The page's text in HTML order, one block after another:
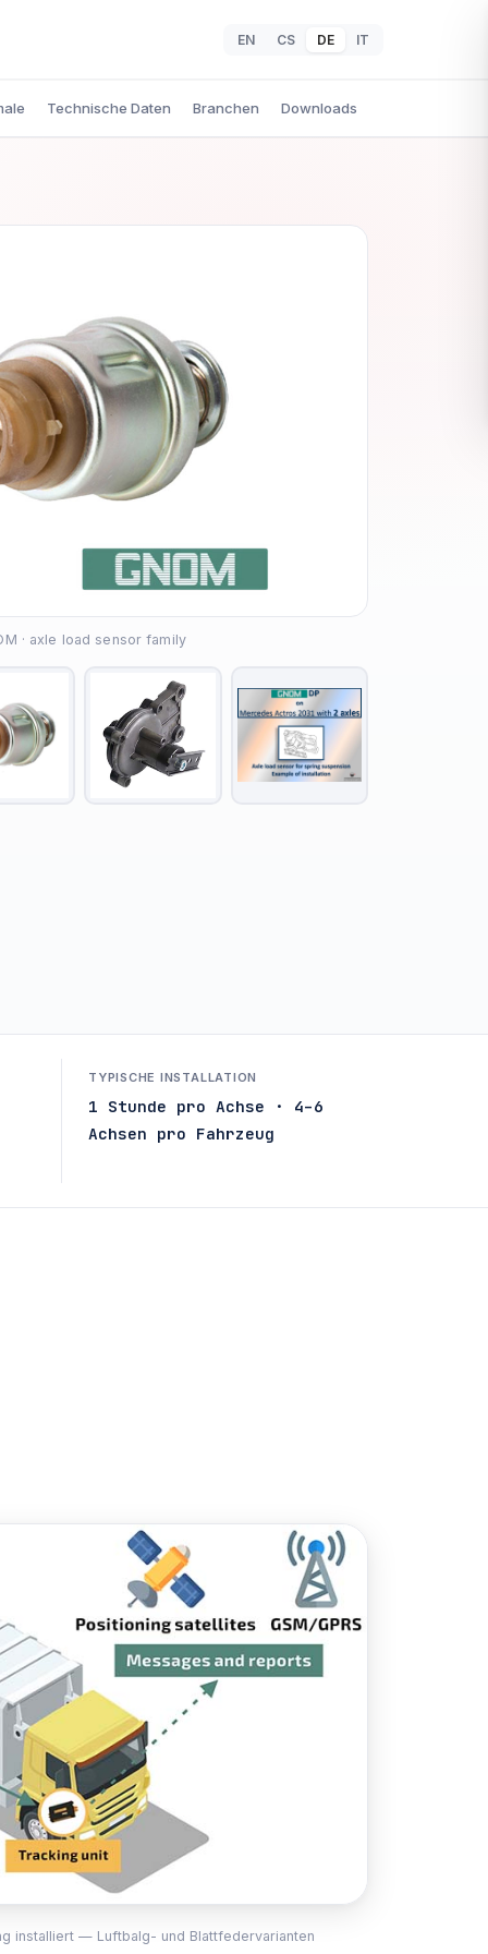
EN CS DE IT
Technische Daten Branchen Downloads
· axle load sensor family
TYPISCHE INSTALLATION
1 Stunde pro Achse · 4–6
Achsen pro Fahrzeug
installiert — Luftbalg- und Blattfedervarianten